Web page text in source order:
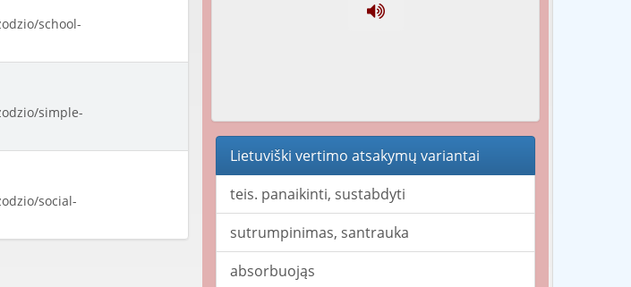
school-
simple-
social-
Lietuviški vertimo atsakymų variantai
teis. panaikinti, sustabdyti
sutrumpinimas, santrauka
absorbuojąs